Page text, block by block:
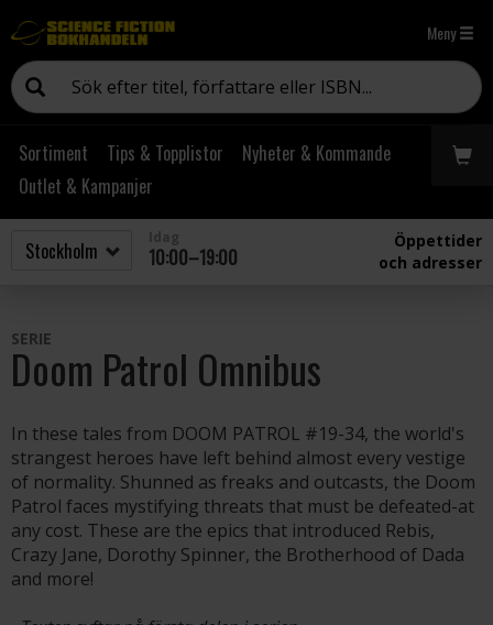
Meny
Sortiment Tips & Topplistor
Nyheter & Kommande
Outlet & Kampanjer
10:00–19:00
Öppettider
och adresser
SERIE
Doom Patrol Omnibus
In these tales from DOOM PATROL #19-34, the world's
strangest heroes have left behind almost every vestige
of normality. Shunned as freaks and outcasts, the Doom
Patrol faces mystifying threats that must be defeated-at
any cost. These are the epics that introduced Rebis,
Crazy Jane, Dorothy Spinner, the Brotherhood of Dada
and more!